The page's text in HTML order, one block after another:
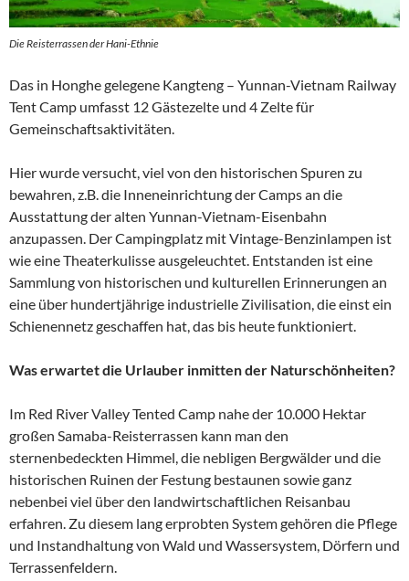
Die Reisterrassen der Hani-Ethnie
Das in Honghe gelegene Kangteng – Yunnan-Vietnam Railway
Tent Camp umfasst 12 Gästezelte und 4 Zelte für
Gemeinschaftsaktivitäten.
Hier wurde versucht, viel von den historischen Spuren zu
bewahren, z.B. die Inneneinrichtung der Camps an die
Ausstattung der alten Yunnan-Vietnam-Eisenbahn
anzupassen. Der Campingplatz mit Vintage-Benzinlampen ist
wie eine Theaterkulisse ausgeleuchtet. Entstanden ist eine
Sammlung von historischen und kulturellen Erinnerungen an
eine über hundertjährige industrielle Zivilisation, die einst ein
Schienennetz geschaffen hat, das bis heute funktioniert.
Was erwartet die Urlauber inmitten der Naturschönheiten?
Im Red River Valley Tented Camp nahe der 10.000 Hektar
großen Samaba-Reisterrassen kann man den
sternenbedeckten Himmel, die nebligen Bergwälder und die
historischen Ruinen der Festung bestaunen sowie ganz
nebenbei viel über den landwirtschaftlichen Reisanbau
erfahren. Zu diesem lang erprobten System gehören die Pflege
und Instandhaltung von Wald und Wassersystem, Dörfern und
Terrassenfeldern.